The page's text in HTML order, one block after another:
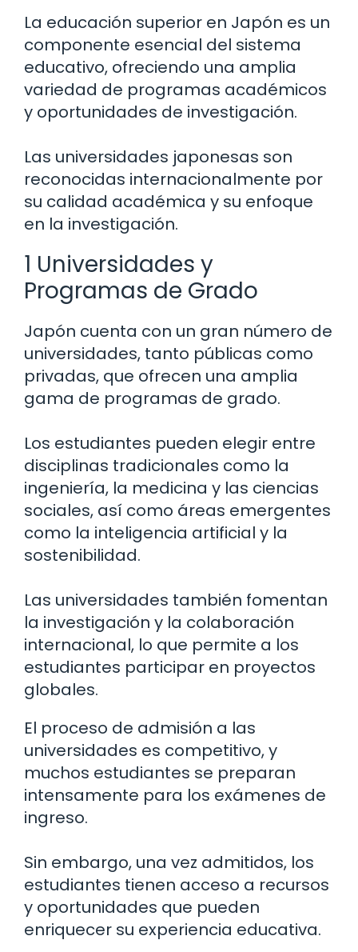
La educación superior en Japón es un
componente esencial del sistema
educativo, ofreciendo una amplia
variedad de programas académicos
y oportunidades de investigación.
Las universidades japonesas son
reconocidas internacionalmente por
su calidad académica y su enfoque
en la investigación.
1 Universidades y
Programas de Grado
Japón cuenta con un gran número de
universidades, tanto públicas como
privadas, que ofrecen una amplia
gama de programas de grado.
Los estudiantes pueden elegir entre
disciplinas tradicionales como la
ingeniería, la medicina y las ciencias
sociales, así como áreas emergentes
como la inteligencia artificial y la
sostenibilidad.
Las universidades también fomentan
la investigación y la colaboración
internacional, lo que permite a los
estudiantes participar en proyectos
globales.
El proceso de admisión a las
universidades es competitivo, y
muchos estudiantes se preparan
intensamente para los exámenes de
ingreso.
Sin embargo, una vez admitidos, los
estudiantes tienen acceso a recursos
y oportunidades que pueden
enriquecer su experiencia educativa.